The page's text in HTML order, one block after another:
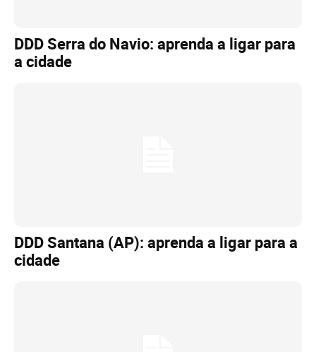
DDD Serra do Navio: aprenda a ligar para
a cidade
DDD Santana (AP): aprenda a ligar para a
cidade